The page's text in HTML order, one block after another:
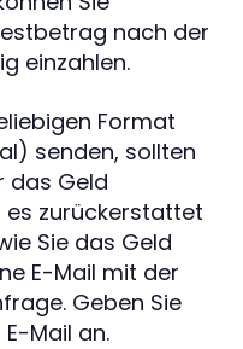
nach der
einzahlen.
Format
senden, sollten
das Geld
zurückerstattet
Sie das Geld
E-Mail mit der
Geben Sie
Mail an.